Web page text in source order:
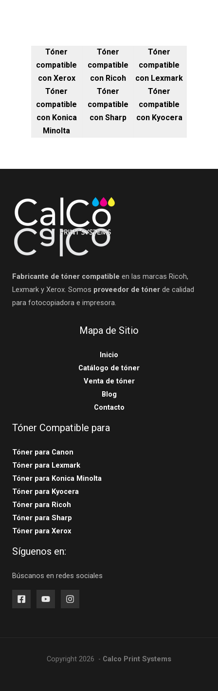
Tóner
compatible
con Xerox
Tóner
compatible
con Ricoh
Tóner
compatible
con Lexmark
Tóner
compatible
con Konica
Minolta
Tóner
compatible
con Sharp
Tóner
compatible
con Kyocera
Fabricante de tóner compatible en las marcas Ricoh,
Lexmark y Xerox. Somos proveedor de tóner de calidad
para fotocopiadora e impresora.
Mapa de Sitio
Inicio
Catálogo de tóner
Venta de tóner
Blog
Contacto
Tóner Compatible para
Tóner para Canon
Tóner para Lexmark
Tóner para Konica Minolta
Tóner para Kyocera
Tóner para Ricoh
Tóner para Sharp
Tóner para Xerox
Síguenos en:
Búscanos en redes sociales
Copyright 2026 - Calco Print Systems